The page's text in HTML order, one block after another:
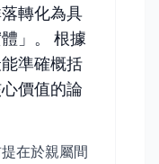
轉化為具
」。 根據
準確概括
價值的論
在於親屬間